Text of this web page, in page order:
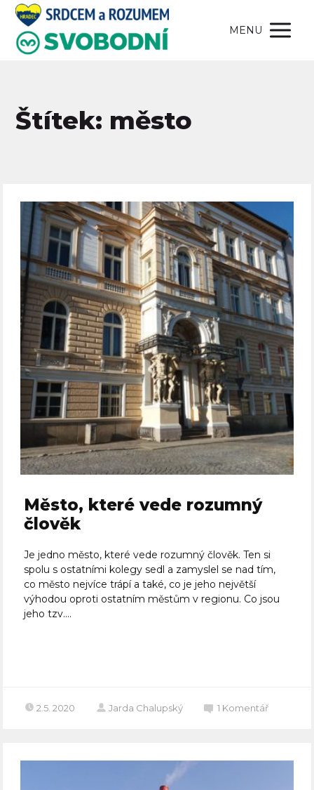
MENU
Štítek: město
Město, které vede rozumný
člověk
Je jedno město, které vede rozumný člověk. Ten si
spolu s ostatními kolegy sedl a zamyslel se nad tím,
co město nejvíce trápí a také, co je jeho největší
výhodou oproti ostatním městům v regionu. Co jsou
jeho tzv....
2.5. 2020 Jarda Chalupský 1 Komentář